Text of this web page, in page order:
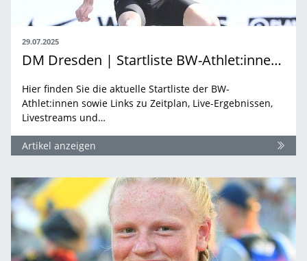
29.07.2025
DM Dresden | Startliste BW-Athlet:innen & Linksammlung
Hier finden Sie die aktuelle Startliste der BW-
Athlet:innen sowie Links zu Zeitplan, Live-Ergebnissen,
Livestreams und…
Artikel anzeigen